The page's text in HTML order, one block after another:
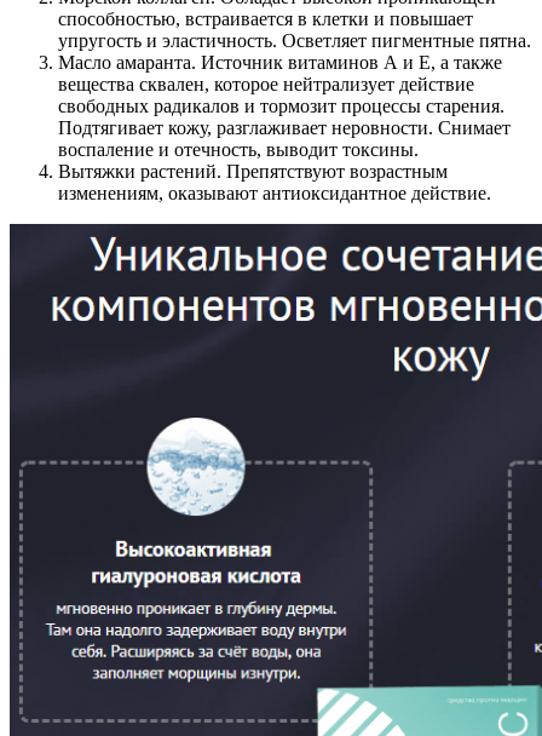
способностью, встраивается в клетки и повышает
упругость и эластичность. Осветляет пигментные пятна.
Масло амаранта. Источник витаминов А и Е, а также
вещества сквален, которое нейтрализует действие
свободных радикалов и тормозит процессы старения.
Подтягивает кожу, разглаживает неровности. Снимает
воспаление и отечность, выводит токсины.
Вытяжки растений. Препятствуют возрастным
изменениям, оказывают антиоксидантное действие.